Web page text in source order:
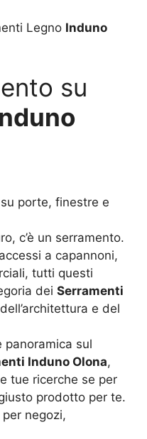
Legno Induno
su
porte, finestre e
c’è un serramento.
a capannoni,
tutti questi
dei Serramenti
e del
panoramica sul
Induno Olona,
tue ricerche se per
prodotto per te.
per negozi,